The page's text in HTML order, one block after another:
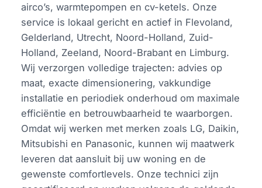
airco’s, warmtepompen en cv-ketels. Onze
service is lokaal gericht en actief in Flevoland,
Gelderland, Utrecht, Noord-Holland, Zuid-
Holland, Zeeland, Noord-Brabant en Limburg.
Wij verzorgen volledige trajecten: advies op
maat, exacte dimensionering, vakkundige
installatie en periodiek onderhoud om maximale
efficiëntie en betrouwbaarheid te waarborgen.
Omdat wij werken met merken zoals LG, Daikin,
Mitsubishi en Panasonic, kunnen wij maatwerk
leveren dat aansluit bij uw woning en de
gewenste comfortlevels. Onze technici zijn